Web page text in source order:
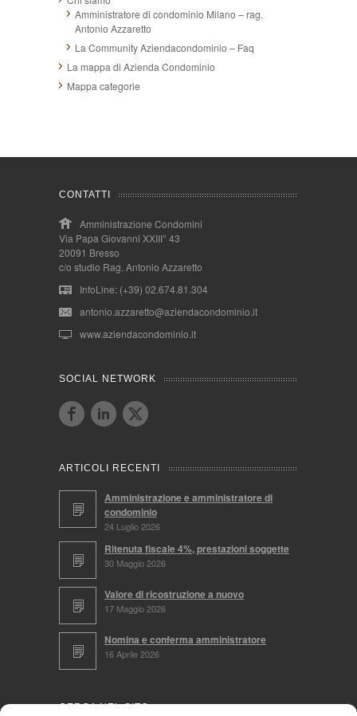
Amministratore di condominio Milano – rag.
Antonio Azzaretto
La Community Aziendacondominio – Faq
La mappa di Azienda Condominio
Mappa categorie
CONTATTI
Amministrazione Condomini
Via Papa Giovanni XXIII° 43
20091 Bresso
c/o studio Rag. Antonio Azzaretto
InfoLine: (+39) 02.674.81.304
antonio.azzaretto@aziendacondominio.it
www.aziendacondominio.it
SOCIAL NETWORK
ARTICOLI RECENTI
Amministrazione e amministratore di
condominio
24 Luglio 2026
Ritenuta fiscale 4%, prestazioni soggette
30 Maggio 2026
Valore di ricostruzione a nuovo
17 Maggio 2026
Nomina e conferma amministratore
16 Aprile 2026
CERCA NEL SITO